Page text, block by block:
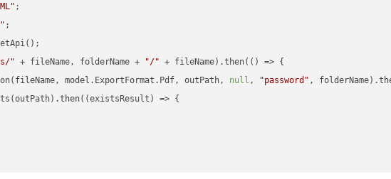
" + fileName, folderName + "/" + fileName).then( () => {
model.ExportFormat.Pdf, outPath, null , "password" ,
(existsResult ) => {